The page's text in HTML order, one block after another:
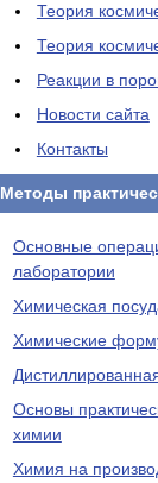
Теория
Теория
Реакции в
Новости сайта
Контакты
Методы
Основные
лаборатории
Химическая
Химические
Основы
химии
Химия на